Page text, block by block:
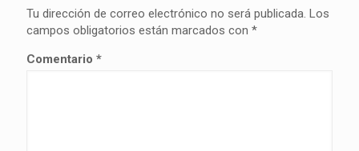
Tu dirección de correo electrónico no será publicada. Los
campos obligatorios están marcados con *
Comentario *